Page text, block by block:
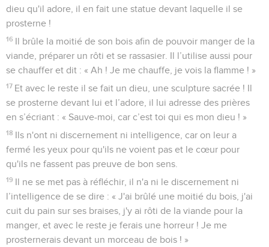
dieu qu'il adore, il en fait une statue devant laquelle il se
prosterne !
16 Il brûle la moitié de son bois afin de pouvoir manger de la
viande, préparer un rôti et se rassasier. Il l’utilise aussi pour
se chauffer et dit : « Ah ! Je me chauffe, je vois la flamme ! »
17 Et avec le reste il se fait un dieu, une sculpture sacrée ! Il
se prosterne devant lui et l’adore, il lui adresse des prières
en s’écriant : « Sauve-moi, car c’est toi qui es mon dieu ! »
18 Ils n'ont ni discernement ni intelligence, car on leur a
fermé les yeux pour qu'ils ne voient pas et le cœur pour
qu'ils ne fassent pas preuve de bon sens.
19 Il ne se met pas à réfléchir, il n'a ni le discernement ni
l’intelligence de se dire : « J'ai brûlé une moitié du bois, j'ai
cuit du pain sur ses braises, j'y ai rôti de la viande pour la
manger, et avec le reste je ferais une horreur ! Je me
prosternerais devant un morceau de bois ! »